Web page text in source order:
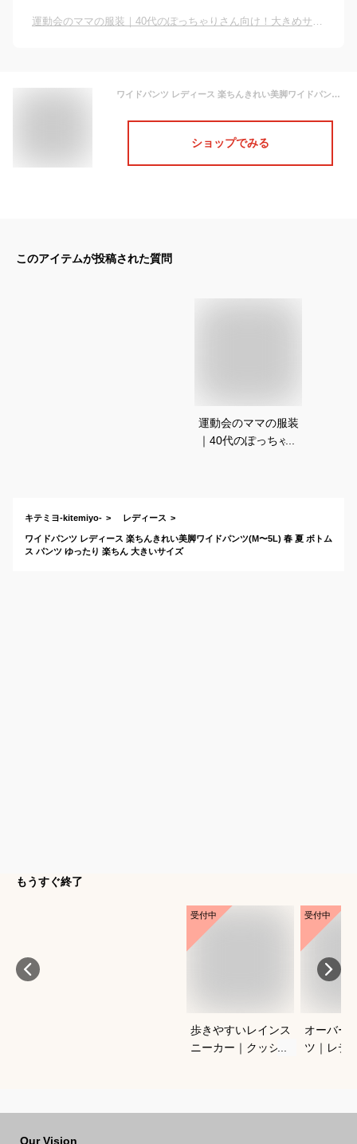
運動会のママの服装｜40代のぽっちゃりさん向け！大きめサイズのおしゃれな服のおすすめは？
ワイドパンツ レディース 楽ちんきれい美脚ワイドパンツ(M〜5L) 春 夏 ボトムス パンツ ゆったり 楽ちん 大きいサイズ
ショップでみる
このアイテムが投稿された質問
運動会のママの服装
｜40代のぽっちゃり
キテミヨ-kitemiyo- レディース
ワイドパンツ レディース 楽ちんきれい美脚ワイドパンツ(M〜5L) 春 夏 ボトム
ス パンツ ゆったり 楽ちん 大きいサイズ
もうすぐ終了
受付中
歩きやすいレインス
ニーカー｜クッショ
受付中
オーバー
ツ｜レデ
Our Vision